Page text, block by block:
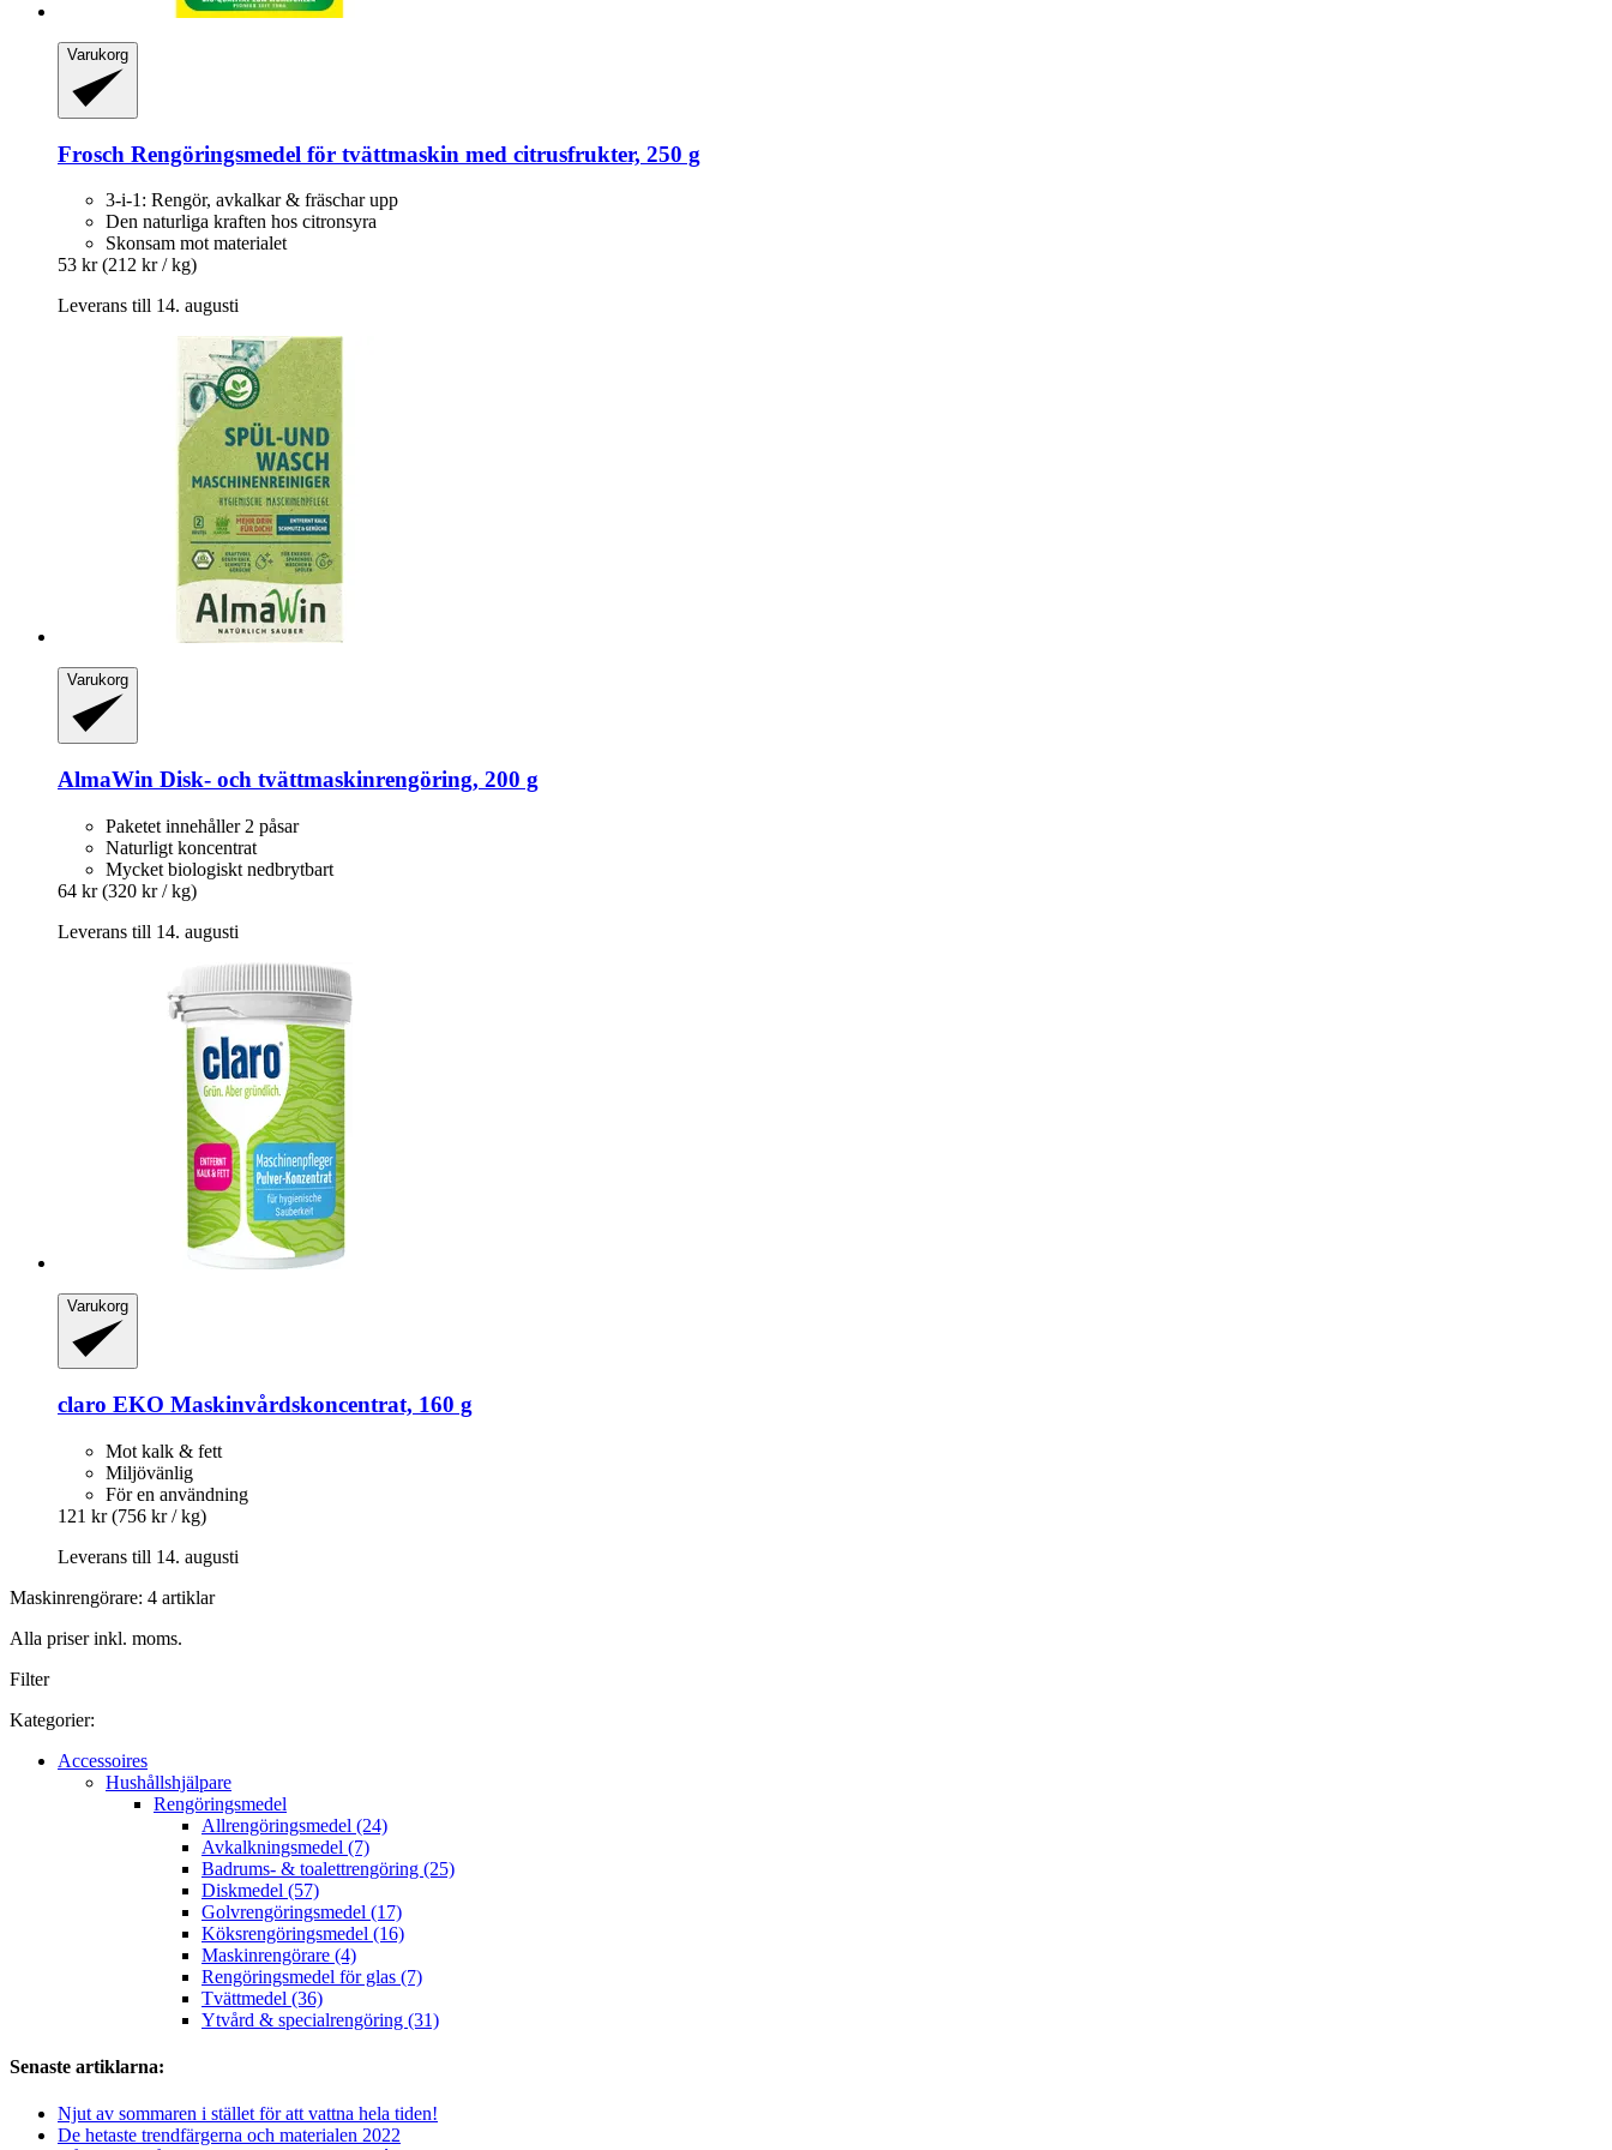
Varukorg
Frosch Rengöringsmedel för tvättmaskin med citrusfrukter, 250 g
3-i-1: Rengör, avkalkar & fräschar upp
Den naturliga kraften hos citronsyra
Skonsam mot materialet
53 kr (212 kr / kg)
Leverans till 14. augusti
Varukorg
AlmaWin Disk-​ och tvättmaskinrengöring, 200 g
Paketet innehåller 2 påsar
Naturligt koncentrat
Mycket biologiskt nedbrytbart
64 kr (320 kr / kg)
Leverans till 14. augusti
Varukorg
claro EKO Maskinvårdskoncentrat, 160 g
Mot kalk & fett
Miljövänlig
För en användning
121 kr (756 kr / kg)
Leverans till 14. augusti
Maskinrengörare: 4 artiklar
Alla priser inkl. moms.
Filter
Kategorier:
Accessoires
Hushållshjälpare
Rengöringsmedel
Allrengöringsmedel (24)
Avkalkningsmedel (7)
Badrums- & toalettrengöring (25)
Diskmedel (57)
Golvrengöringsmedel (17)
Köksrengöringsmedel (16)
Maskinrengörare (4)
Rengöringsmedel för glas (7)
Tvättmedel (36)
Ytvård & specialrengöring (31)
Senaste artiklarna:
Njut av sommaren i stället för att vattna hela tiden!
De hetaste trendfärgerna och materialen 2022